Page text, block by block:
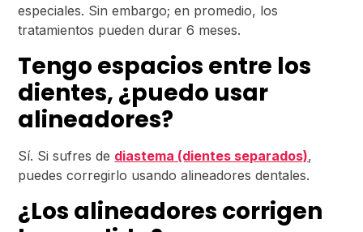
especiales. Sin embargo; en promedio, los
tratamientos pueden durar 6 meses.
Tengo espacios entre los
dientes, ¿puedo usar
alineadores?
Sí. Si sufres de diastema (dientes separados),
puedes corregirlo usando alineadores dentales.
¿Los alineadores corrigen